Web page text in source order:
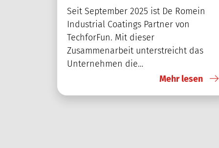
Seit September 2025 ist De Romein
Industrial Coatings Partner von
TechforFun. Mit dieser
Zusammenarbeit unterstreicht das
Unternehmen die…
Mehr lesen